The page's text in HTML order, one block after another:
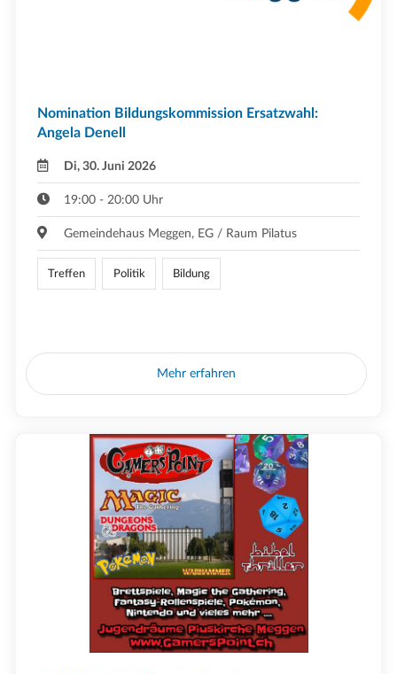
Nomination Bildungskommission Ersatzwahl:
Angela Denell
Di, 30. Juni 2026
19:00 - 20:00 Uhr
Gemeindehaus Meggen, EG / Raum Pilatus
Treffen Politik Bildung
Mehr erfahren